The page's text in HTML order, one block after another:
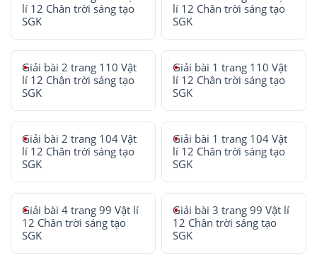
lí 12 Chân trời sáng tạo
SGK
lí 12 Chân trời sáng tạo
SGK
Giải bài 2 trang 110 Vật
lí 12 Chân trời sáng tạo
SGK
Giải bài 1 trang 110 Vật
lí 12 Chân trời sáng tạo
SGK
Giải bài 2 trang 104 Vật
lí 12 Chân trời sáng tạo
SGK
Giải bài 1 trang 104 Vật
lí 12 Chân trời sáng tạo
SGK
Giải bài 4 trang 99 Vật lí
12 Chân trời sáng tạo
SGK
Giải bài 3 trang 99 Vật lí
12 Chân trời sáng tạo
SGK